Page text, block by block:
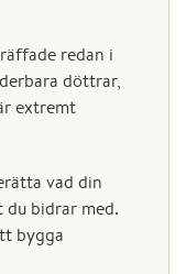
redan i
döttrar,
extremt
vad din
du bidrar med.
bygga